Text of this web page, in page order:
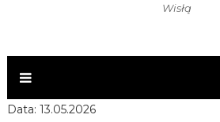
Wisłą
Data: 13.05.2026